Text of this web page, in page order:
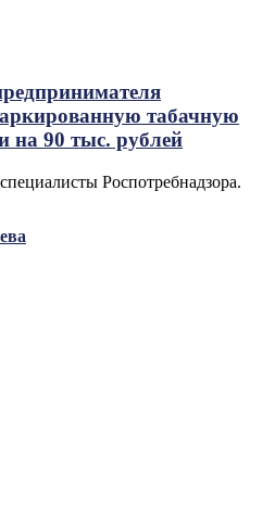
табачную
на 90 тыс. рублей
Роспотребнадзора.